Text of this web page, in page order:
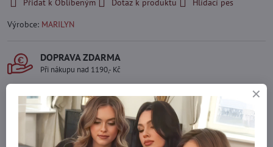
Přidat k Oblíbeným Dotaz k produktu
Hlídací pes
Výrobce: MARILYN
DOPRAVA ZDARMA
Při nákupu nad 1190,- Kč
zasíláme ihned
BEZPEČNÁ PLATBA
Zabezpečené online platby